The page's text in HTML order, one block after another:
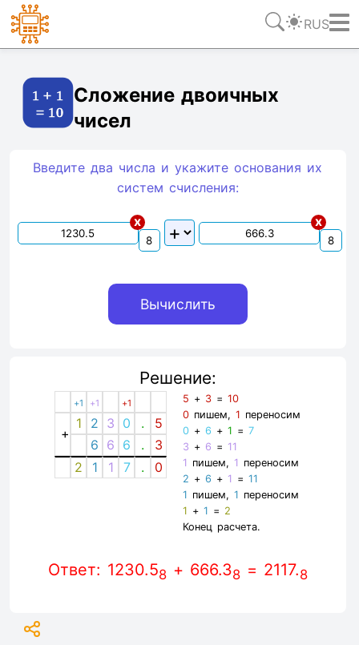
RUS
Сложение двоичных
чисел
Введите два числа и укажите основания их
систем счиcления:
x x
Решение:
+1 +1 +1
+
1 2 3 0 .
5
6 6 6 .
3
2
1 1 7 . 0
5 + 3 =10
0 пишем,1 переносим
0 +6 +1 =7
3 + 6 = 11
1 пишем, 1 переносим
2 +6 + 1 =11
1 пишем,1 переносим
1 +1 = 2
Конец расчета.
Ответ: 1230.58 + 666.38 = 2117.8